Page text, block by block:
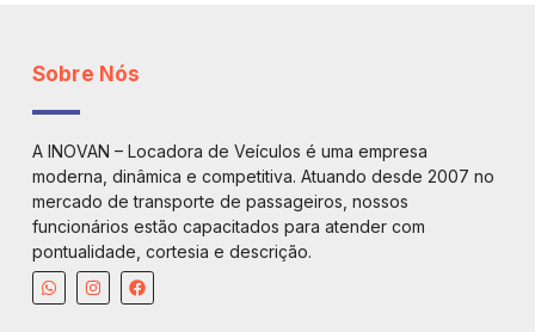
Sobre Nós
A INOVAN – Locadora de Veículos é uma empresa
moderna, dinâmica e competitiva. Atuando desde 2007 no
mercado de transporte de passageiros, nossos
funcionários estão capacitados para atender com
pontualidade, cortesia e descrição.